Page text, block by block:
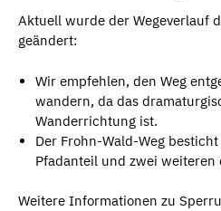
Aktuell wurde der Wegeverlauf
geändert:
Wir empfehlen, den Weg
wandern, da das
Wanderrichtung ist.
Der Frohn-Wald-Weg
Pfadanteil und zwei weiteren
Weitere Informationen zu